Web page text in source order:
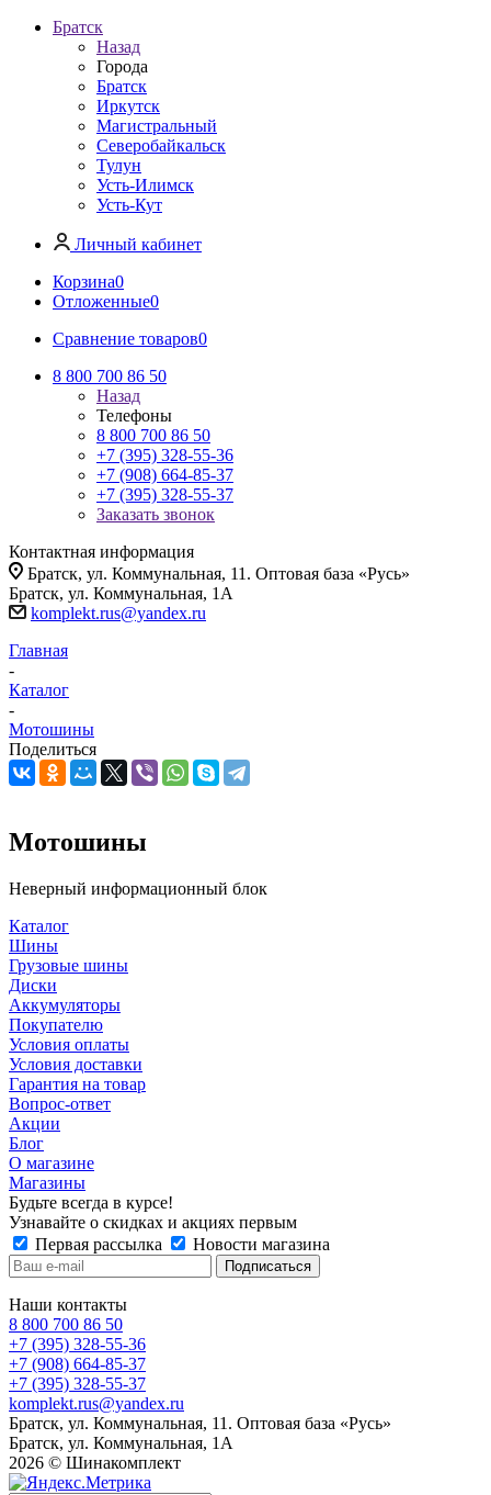
Братск
Назад
Города
Братск
Иркутск
Магистральный
Северобайкальск
Тулун
Усть-Илимск
Усть-Кут
Личный кабинет
Корзина0
Отложенные0
Сравнение товаров0
8 800 700 86 50
Назад
Телефоны
8 800 700 86 50
+7 (395) 328-55-36
+7 (908) 664-85-37
+7 (395) 328-55-37
Заказать звонок
Контактная информация
Братск, ул. Коммунальная, 11. Оптовая база «Русь»
Братск, ул. Коммунальная, 1А
komplekt.rus@yandex.ru
Главная
-
Каталог
-
Мотошины
Поделиться
Мотошины
Неверный информационный блок
Каталог
Шины
Грузовые шины
Диски
Аккумуляторы
Покупателю
Условия оплаты
Условия доставки
Гарантия на товар
Вопрос-ответ
Акции
Блог
О магазине
Магазины
Будьте всегда в курсе!
Узнавайте о скидках и акциях первым
Первая рассылка
Новости магазина
Наши контакты
8 800 700 86 50
+7 (395) 328-55-36
+7 (908) 664-85-37
+7 (395) 328-55-37
komplekt.rus@yandex.ru
Братск, ул. Коммунальная, 11. Оптовая база «Русь»
Братск, ул. Коммунальная, 1А
2026 © Шинакомплект